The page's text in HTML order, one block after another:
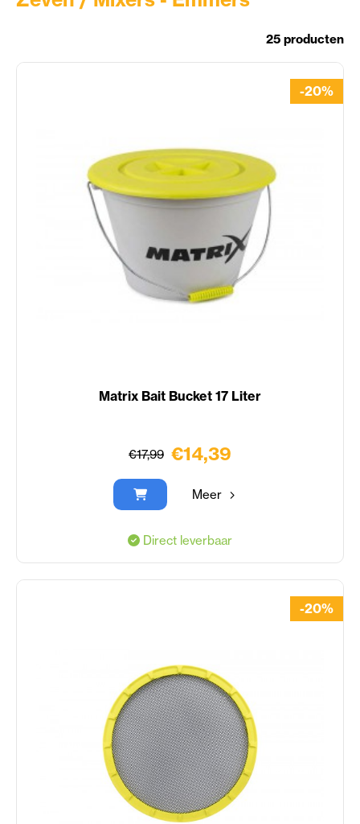
25 producten
Matrix Bait Bucket 17 Liter
€17,99
-20%
€14,39
Meer
Direct leverbaar
-20%